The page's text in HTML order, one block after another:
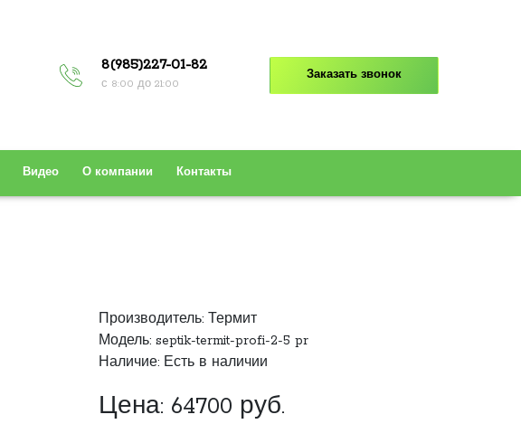
8(985)227-01-82
с 8:00 до 21:00
Заказать звонок
Видео О компании Контакты
Производитель: Термит
Модель: septik-termit-profi-2-5 pr
Наличие: Есть в наличии
Цена: 64700 руб.